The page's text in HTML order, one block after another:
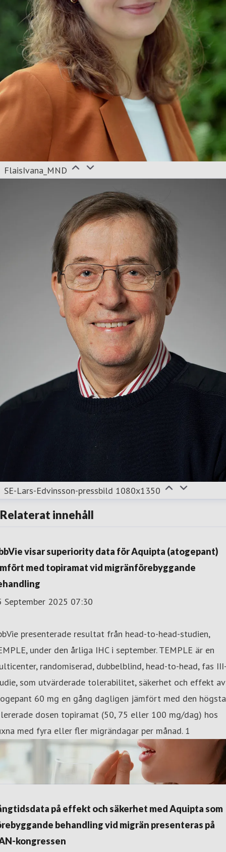
FlaisIvana_MND
SE-Lars-Edvinsson-pressbild 1080x1350
Relaterat innehåll
visar superiority data för Aquipta (atogepant)
med topiramat vid migränförebyggande
September 2025 07:30
presenterade resultat från head-to-head-studien,
under den årliga IHC i september. TEMPLE är en
randomiserad, dubbelblind, head-to-head, fas
som utvärderade tolerabilitet, säkerhet och effekt av
60 mg en gång dagligen jämfört med den högsta
dosen topiramat (50, 75 eller 100 mg/dag) hos
med fyra eller fler migrändagar per månad. 1
på effekt och säkerhet med Aquipta som
behandling vid migrän presenteras på
kongressen